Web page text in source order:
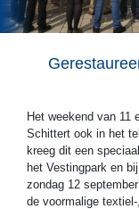
Het weekend van 11
Schittert ook in het
kreeg dit een
het Vestingpark en
zondag 12
de voormalige